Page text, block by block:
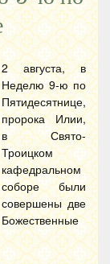
2 августа, в
Неделю 9-ю по
Пятидесятнице,
пророка Илии,
в Свято-
Троицком
кафедральном
соборе были
совершены две
Божественные